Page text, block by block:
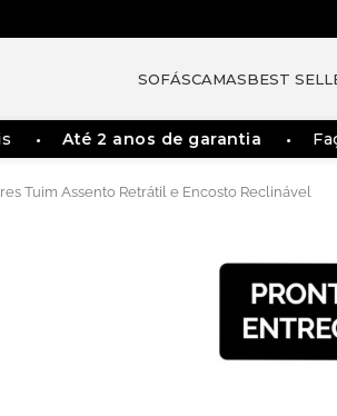
SOFÁSCAMASBEST
Até 2 anos de garantia Faça
Tuim Assento Retrátil e Encosto Reclinável